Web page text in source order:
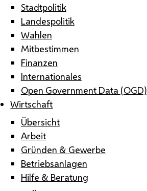
Stadtpolitik
Landespolitik
Wahlen
Mitbestimmen
Finanzen
Internationales
Open Government Data (OGD)
Wirtschaft
Übersicht
Arbeit
Gründen & Gewerbe
Betriebsanlagen
Hilfe & Beratung